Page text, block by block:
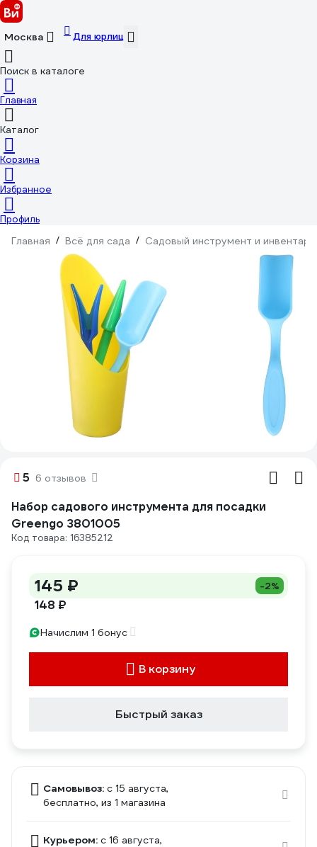
Москва Для юрлиц
Поиск в каталоге
Главная
Каталог
Корзина
Избранное
Профиль
Главная / Всё для сада / Садовый инструмент и инвентарь
5 6 отзывов
Набор садового инструмента для посадки
Greengo 3801005
Код товара: 16385212
145 ₽ -2%
148 ₽
Начислим 1 бонус
В корзину
Быстрый заказ
Самовывоз: c 15 августа,
бесплатно, из 1 магазина
Курьером: c 16 августа,